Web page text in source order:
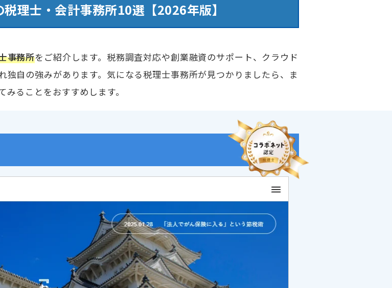
理士・会計事務所10選【2026年版】
事務所をご紹介します。税務調査対応や創業融資のサポート、クラウド
自の強みがあります。気になる税理士事務所が見つかりましたら、ま
ることをおすすめします。